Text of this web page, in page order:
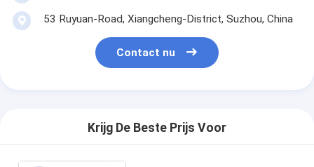
53 Ruyuan-Road, Xiangcheng-District, Suzhou, China
Contact nu
Krijg De Beste Prijs Voor